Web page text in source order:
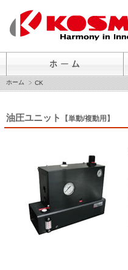
ホーム CK
油圧ユニット 【単動/複動用】